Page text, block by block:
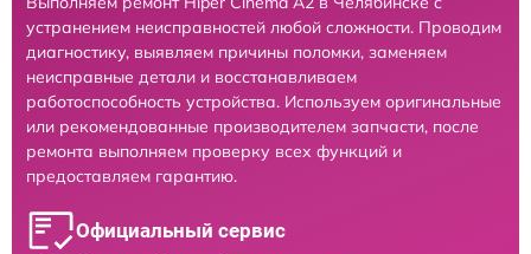
устранением неисправностей любой сложности. Проводим
диагностику, выявляем причины поломки, заменяем
неисправные детали и восстанавливаем
работоспособность устройства. Используем оригинальные
или рекомендованные производителем запчасти, после
ремонта выполняем проверку всех функций и
предоставляем гарантию.
Официальный сервис